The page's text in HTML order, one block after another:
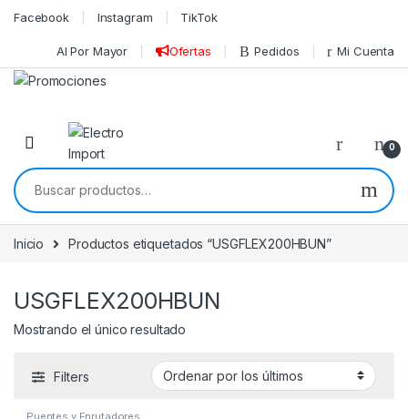
Skip to navigation
Skip to content
Facebook Instagram TikTok
Al Por Mayor Ofertas Pedidos Mi Cuenta
0
Buscar por:
Inicio Productos etiquetados “USGFLEX200HBUN”
USGFLEX200HBUN
Mostrando el único resultado
Filters
Puentes y Enrutadores